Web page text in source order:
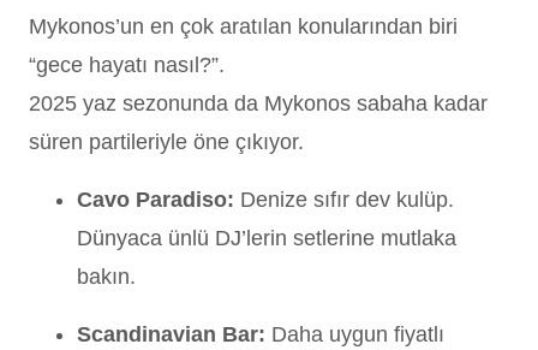
Mykonos’un en çok aratılan konularından biri
“gece hayatı nasıl?”.
2025 yaz sezonunda da Mykonos sabaha kadar
süren partileriyle öne çıkıyor.
Cavo Paradiso: Denize sıfır dev kulüp.
Dünyaca ünlü DJ’lerin setlerine mutlaka
bakın.
Scandinavian Bar: Daha uygun fiyatlı